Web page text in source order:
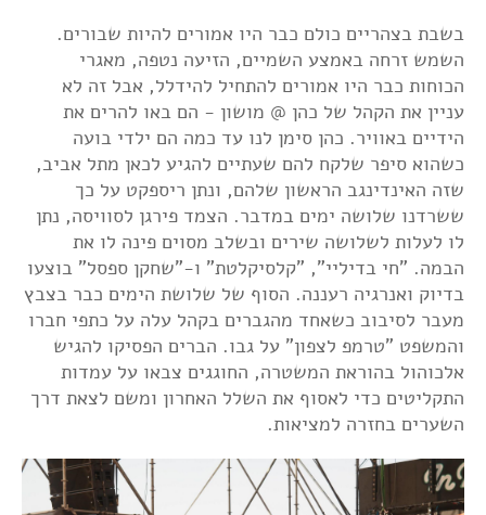
בשבת בצהריים כולם כבר היו אמורים להיות שבורים.
השמש זרחה באמצע השמיים, הזיעה נטפה, מאגרי
הכוחות כבר היו אמורים להתחיל להידלל, אבל זה לא
עניין את הקהל של כהן @ מושון - הם באו להרים את
הידיים באוויר. כהן סימן לנו עד כמה הם ילדי בועה
כשהוא סיפר שלקח להם שעתיים להגיע לכאן מתל אביב,
שזה האינדינגב הראשון שלהם, ונתן ריספקט על כך
ששרדנו שלושה ימים במדבר. הצמד פירגן לסוויסה, נתן
לו לעלות לשלושה שירים ובשלב מסוים פינה לו את
הבמה. "חי בדיליי", "קלסיקלטת" ו-"שחקן ספסל" בוצעו
בדיוק ואנרגיה רעננה. הסוף של שלושת הימים כבר בצבץ
מעבר לסיבוב כשאחד מהגברים בקהל עלה על כתפי חברו
והמשפט "טרמפ לצפון" על גבו. הברים הפסיקו להגיש
אלכוהול בהוראת המשטרה, החוגגים צבאו על עמדות
התקליטים כדי לאסוף את השלל האחרון ומשם לצאת דרך
השערים בחזרה למציאות.